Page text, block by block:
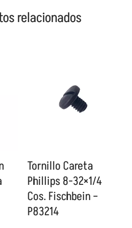
relacionados
Tornillo Careta
Phillips 8-32×1/4
Cos. Fischbein –
P83214